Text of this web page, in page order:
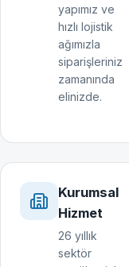
yapımız ve
hızlı lojistik
ağımızla
siparişleriniz
zamanında
elinizde.
Kurumsal
Hizmet
26 yıllık
sektör